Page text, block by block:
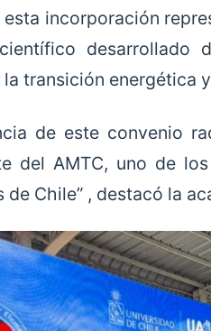
incorporación
desarrollado
transición energética
de este convenio
del AMTC, uno de
Chile” , destacó la